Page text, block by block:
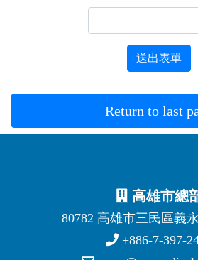
送出表單
Return to last
高雄市總
80782 高雄市三民區義
+886-7-397-